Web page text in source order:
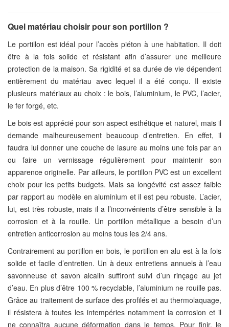
Quel matériau choisir pour son portillon ?
Le portillon est idéal pour l’accès piéton à une habitation. Il doit
être à la fois solide et résistant afin d’assurer une meilleure
protection de la maison. Sa rigidité et sa durée de vie dépendent
entièrement du matériau avec lequel il a été conçu. Il existe
plusieurs matériaux au choix : le bois, l’aluminium, le PVC, l’acier,
le fer forgé, etc.
Le bois est apprécié pour son aspect esthétique et naturel, mais il
demande malheureusement beaucoup d’entretien. En effet, il
faudra lui donner une couche de lasure au moins une fois par an
ou faire un vernissage régulièrement pour maintenir son
apparence originelle. Par ailleurs, le portillon PVC est un excellent
choix pour les petits budgets. Mais sa longévité est assez faible
par rapport au modèle en aluminium et il est peu robuste. L’acier,
lui, est très robuste, mais il a l’inconvénients d’être sensible à la
corrosion et à la rouille. Un portillon métallique a besoin d’un
entretien anticorrosion au moins tous les 2/4 ans.
Contrairement au portillon en bois, le portillon en alu est à la fois
solide et facile d’entretien. Un à deux entretiens annuels à l’eau
savonneuse et savon alcalin suffiront suivi d’un rinçage au jet
d’eau. En plus d’être 100 % recyclable, l’aluminium ne rouille pas.
Grâce au traitement de surface des profilés et au thermolaquage,
il résistera à toutes les intempéries notamment la corrosion et il
ne connaîtra aucune déformation dans le temps. Pour finir, le